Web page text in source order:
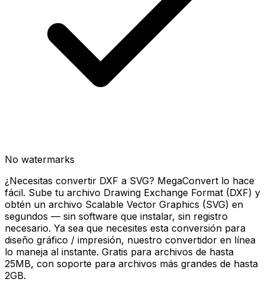
No watermarks
¿Necesitas convertir DXF a SVG? MegaConvert lo hace
fácil. Sube tu archivo Drawing Exchange Format (DXF) y
obtén un archivo Scalable Vector Graphics (SVG) en
segundos — sin software que instalar, sin registro
necesario. Ya sea que necesites esta conversión para
diseño gráfico / impresión, nuestro convertidor en línea
lo maneja al instante. Gratis para archivos de hasta
25MB, con soporte para archivos más grandes de hasta
2GB.